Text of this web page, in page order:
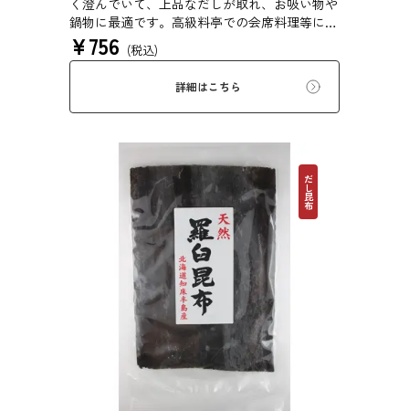
く澄んでいて、上品なだしが取れ、お吸い物や
鍋物に最適です。高級料亭での会席料理等にも
使われている高級昆布です。
¥756 (税込)
詳細はこちら
だし昆布